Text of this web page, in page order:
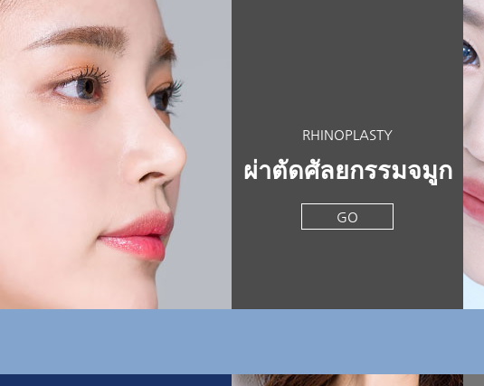
RHINOPLASTY
ผ่าตัดศัลยกรรมจมูก
GO